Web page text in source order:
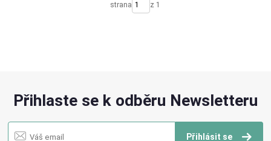
strana z 1
Přihlaste se k odběru Newsletteru
Přihlásit se